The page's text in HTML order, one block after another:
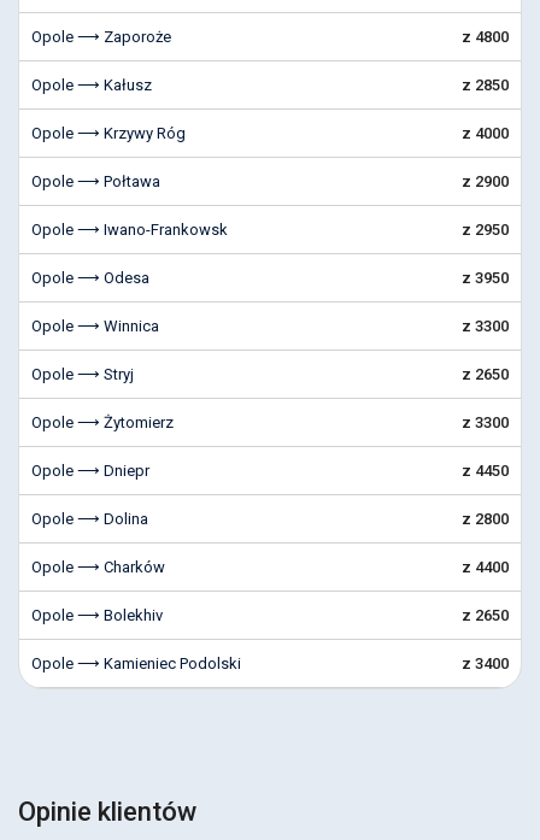
Opole ⟶ Zaporoże z 4800
Opole ⟶ Kałusz z 2850
Opole ⟶ Krzywy Róg z 4000
Opole ⟶ Połtawa z 2900
Opole ⟶ Iwano-Frankowsk z 2950
Opole ⟶ Odesa z 3950
Opole ⟶ Winnica z 3300
Opole ⟶ Stryj z 2650
Opole ⟶ Żytomierz z 3300
Opole ⟶ Dniepr z 4450
Opole ⟶ Dolina z 2800
Opole ⟶ Charków z 4400
Opole ⟶ Bolekhiv z 2650
Opole ⟶ Kamieniec Podolski z 3400
Opinie klientów